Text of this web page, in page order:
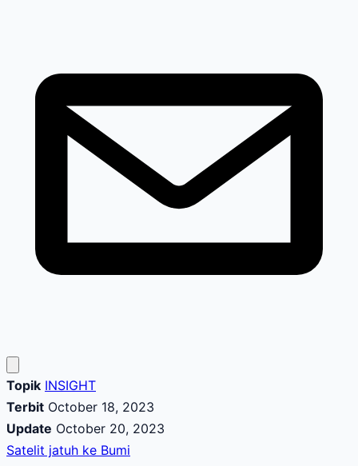
Topik INSIGHT
Terbit October 18, 2023
Update October 20, 2023
Satelit jatuh ke Bumi